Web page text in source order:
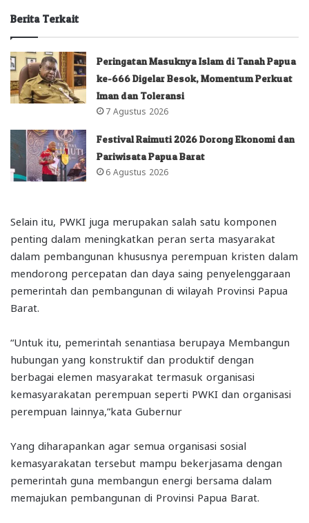
Berita Terkait
Peringatan Masuknya Islam di Tanah Papua
ke-666 Digelar Besok, Momentum Perkuat
Iman dan Toleransi
7 Agustus 2026
Festival Raimuti 2026 Dorong Ekonomi dan
Pariwisata Papua Barat
6 Agustus 2026
Selain itu, PWKI juga merupakan salah satu komponen
penting dalam meningkatkan peran serta masyarakat
dalam pembangunan khususnya perempuan kristen dalam
mendorong percepatan dan daya saing penyelenggaraan
pemerintah dan pembangunan di wilayah Provinsi Papua
Barat.
“Untuk itu, pemerintah senantiasa berupaya Membangun
hubungan yang konstruktif dan produktif dengan
berbagai elemen masyarakat termasuk organisasi
kemasyarakatan perempuan seperti PWKI dan organisasi
perempuan lainnya,”kata Gubernur
Yang diharapankan agar semua organisasi sosial
kemasyarakatan tersebut mampu bekerjasama dengan
pemerintah guna membangun energi bersama dalam
memajukan pembangunan di Provinsi Papua Barat.